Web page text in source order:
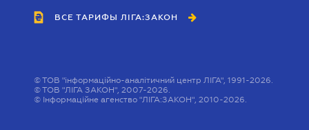
ВЕСТНИК МСФО
ВСЕ ТАРИФЫ ЛІГА:ЗАКОН
©ТОВ "інформаційно-аналітичний центр ЛІГА", 1991-2026.
©ТОВ "ЛІГА ЗАКОН", 2007-2026.
© Інформаційне агенство "ЛІГА:ЗАКОН", 2010-2026.